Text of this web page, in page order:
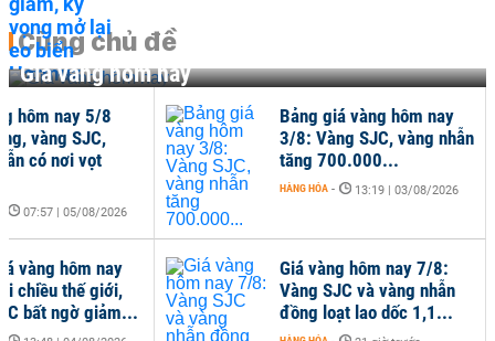
Cùng chủ đề
Giá vàng hôm nay
Giá vàng hôm nay 7/8:
Vàng SJC và vàng nhẫn
đồng loạt lao dốc 1,1...
hôm nay 5/8
vàng SJC,
có nơi vọt
07:57 | 05/08/2026
vàng hôm nay
chiều thế giới,
bất ngờ giảm...
Bảng giá vàng hôm nay
3/8: Vàng SJC, vàng nhẫn
tăng 700.000...
HÀNG HÓA - 13:19 | 03/08/2026